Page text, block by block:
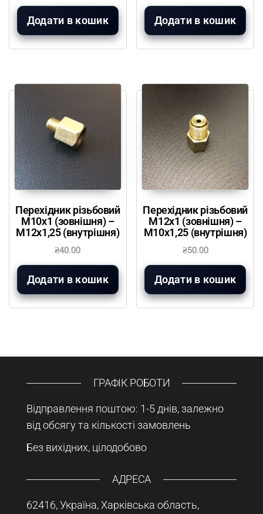
Додати в кошик Додати в кошик
Перехідник різьбовий
М10х1 (зовнішня) –
М12х1,25 (внутрішня)
₴40.00
Додати в кошик
Перехідник різьбовий
М12х1 (зовнішня) –
М10х1,25 (внутрішня)
₴50.00
Додати в кошик
ГРАФІК РОБОТИ
Відправлення поштою: 1-5 днів, залежно
від обсягу та кількості замовлень
Без вихідних, цілодобово
АДРЕСА
62416, Україна, Харківська область,